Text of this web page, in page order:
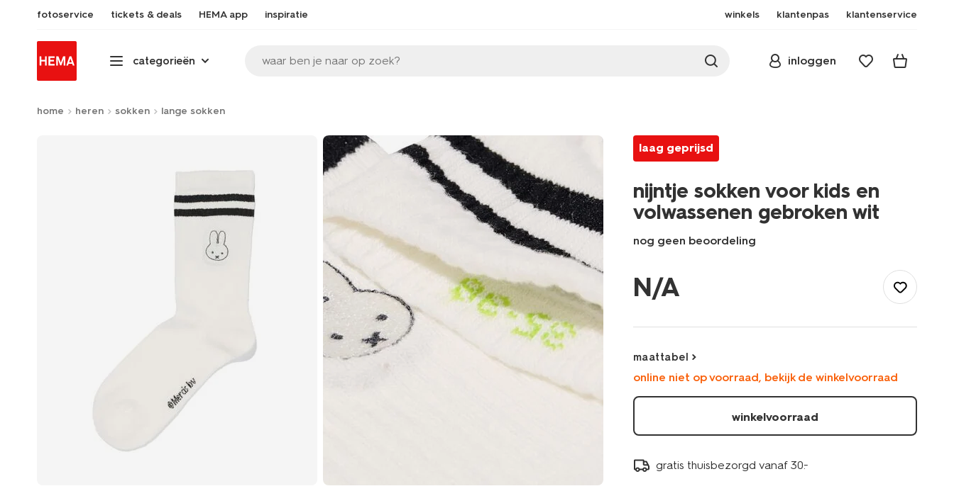
fotoservice tickets & deals HEMA app inspiratie winkels klantenpas klantenservice
categorieën waar ben je naar op zoek? inloggen
home heren sokken lange sokken
laag geprijsd
nijntje sokken voor kids en
volwassenen gebroken wit
nog geen beoordeling
sokken-
voor-
kids-
wit-
4120650OFFWHITE.html
N/A
maattabel
online niet op voorraad, bekijk de winkelvoorraad
winkelvoorraad
gratis thuisbezorgd vanaf 30.-